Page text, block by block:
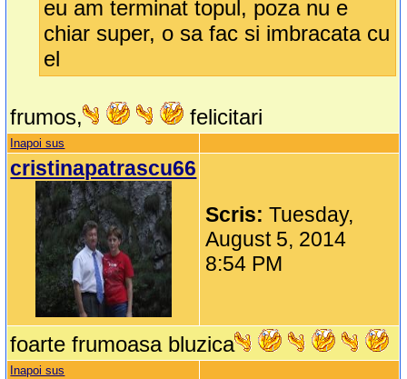
eu am terminat topul, poza nu e
chiar super, o sa fac si imbracata cu
el
frumos, felicitari
Inapoi sus
cristinapatrascu66
Scris:Tuesday,
August 5, 2014
8:54 PM
foarte frumoasa bluzica
Inapoi sus